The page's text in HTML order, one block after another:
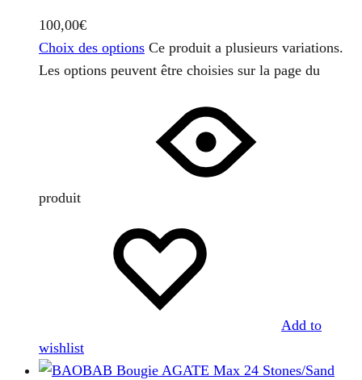
100,00€
Choix des options Ce produit a plusieurs variations.
Les options peuvent être choisies sur la page du
produit
Add to
wishlist